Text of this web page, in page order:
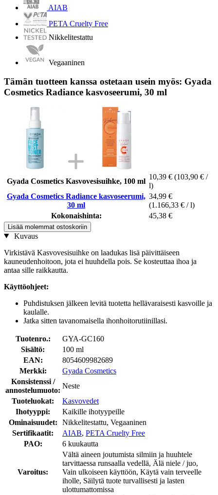
AIAB
PETA Cruelty Free
Nikkelitestattu
Vegaaninen
Tämän tuotteen kanssa ostetaan usein myös: Gyada
Cosmetics Radiance kasvoseerumi, 30 ml
Gyada Cosmetics Kasvovesisuihke, 100 ml
10,39 € (103,90 € /
l)
Gyada Cosmetics Radiance kasvoseerumi,
30 ml
34,99 €
(1.166,33 € / l)
Kokonaishinta:
45,38 €
Lisää molemmat ostoskoriin
Kuvaus
Virkistävä Kasvovesisuihke on laadukas lisä päivittäiseen
kauneudenhoitoon, jota ei huuhdella pois. Se kosteuttaa ihoa ja
antaa sille raikkautta.
Käyttöohjeet:
Puhdistuksen jälkeen levitä tuotetta hellävaraisesti kasvoille ja
kaulalle.
Jatka sitten tavanomaisella ihonhoitorutiinillasi.
Tuotenro.:
GYA-GC160
Sisältö:
100 ml
EAN:
8054609982689
Merkki:
Gyada Cosmetics
Konsistenssi /
annostelumuoto:
Neste
Tuoteluokat:
Kasvovedet
Ihotyyppi:
Kaikille ihotyypeille
Ominaisuudet:
Nikkelitestattu, Vegaaninen
Sertifikaatit:
AIAB, PETA Cruelty Free
PAO:
6 kuukautta
Varoitus:
Vältä aineen joutumista silmiin ja huuhtele
tarvittaessa runsaalla vedellä, Älä niele / juo,
Vain ulkoiseen käyttöön, Käytä vain terveelle
iholle, Säilytä tuote turvallisesti ja lasten
ulottumattomissa